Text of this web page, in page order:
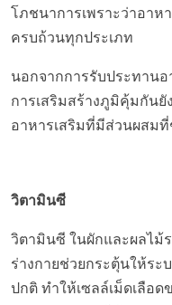
โภชนาการเพราะว่าอาห
ครบถ้วนทุกประเภท
นอกจากการรับประทาน
การเสริมสร้างภูมิคุ้มกัน
อาหารเสริมที่มีส่วนผสม
วิตามินซี
วิตามินซี ในผักและผลไม้
ร่างกายช่วยกระตุ้นให้ระ
ปกติ ทำให้เซลล์เม็ดเลือ